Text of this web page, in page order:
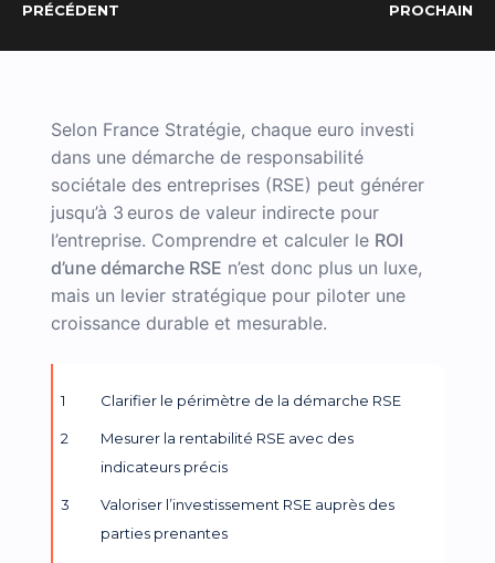
PRÉCÉDENT PROCHAIN
Selon France Stratégie, chaque euro investi
dans une démarche de responsabilité
sociétale des entreprises (RSE) peut générer
jusqu’à 3 euros de valeur indirecte pour
l’entreprise. Comprendre et calculer le ROI
d’une démarche RSE n’est donc plus un luxe,
mais un levier stratégique pour piloter une
croissance durable et mesurable.
Clarifier le périmètre de la démarche RSE
Mesurer la rentabilité RSE avec des
indicateurs précis
Valoriser l’investissement RSE auprès des
parties prenantes